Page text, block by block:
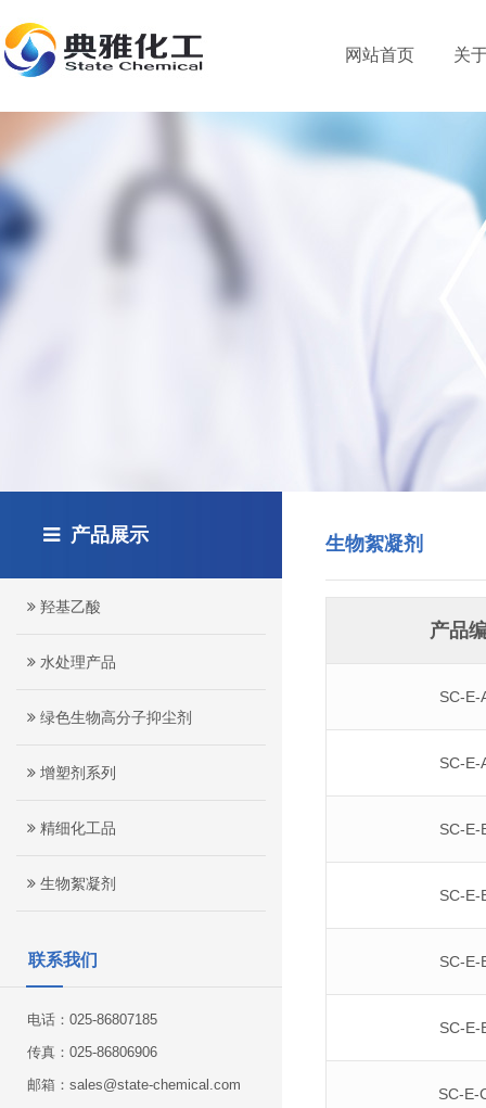
网站首页 关
产品展示
羟基乙酸
水处理产品
绿色生物高分子抑尘剂
增塑剂系列
精细化工品
生物絮凝剂
联系我们
电话：025-86807185
传真：025-86806906
邮箱：sales@state-chemical.com
生物絮凝剂
产品
SC-E-
SC-E-
SC-E-
SC-E-
SC-E-
SC-E-
SC-E-